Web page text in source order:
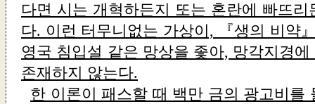
다면 시는 개혁하든지 또는 혼란에 빠뜨
다. 이런 터무니없는 가상이, 『생의 비약
영국 침입설 같은 망상을 좇아, 망각지경
존재하지 않는다.
한 이론이 패스할 때 백만 금의 광고비를